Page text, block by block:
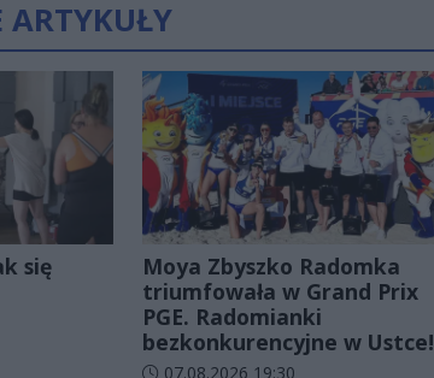
ARTYKUŁY
się
Moya Zbyszko Radomka
triumfowała w Grand Prix
PGE. Radomianki
bezkonkurencyjne w Ustce!
Data dodania artykułu:
07.08.2026 19:30